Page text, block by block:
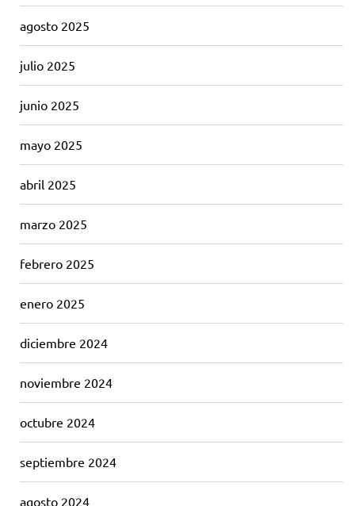
agosto 2025
julio 2025
junio 2025
mayo 2025
abril 2025
marzo 2025
febrero 2025
enero 2025
diciembre 2024
noviembre 2024
octubre 2024
septiembre 2024
agosto 2024